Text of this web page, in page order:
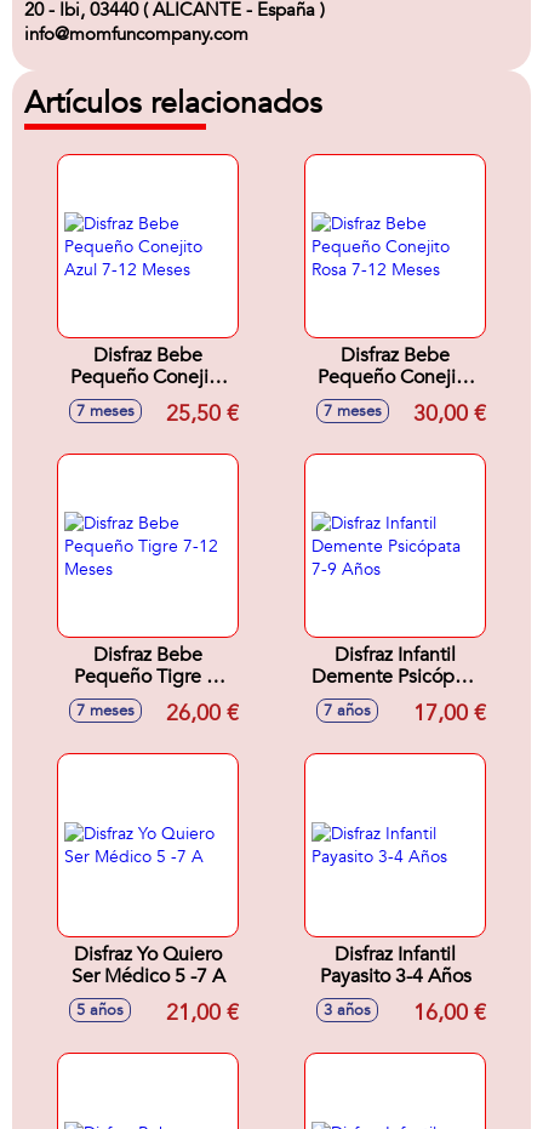
20 - Ibi, 03440 ( ALICANTE - España )
info@momfuncompany.com
Artículos relacionados
Disfraz Bebe
Pequeño Conejito
Azul 7-12 Meses
7 meses 25,50 €
Disfraz Bebe
Pequeño Conejito
Rosa 7-12 Meses
7 meses 30,00 €
Disfraz Bebe
Pequeño Tigre 7-
12 Meses
7 meses 26,00 €
Disfraz Infantil
Demente Psicópata
7-9 Años
7 años 17,00 €
Disfraz Yo Quiero
Ser Médico 5 -7 A
5 años 21,00 €
Disfraz Infantil
Payasito 3-4 Años
3 años 16,00 €